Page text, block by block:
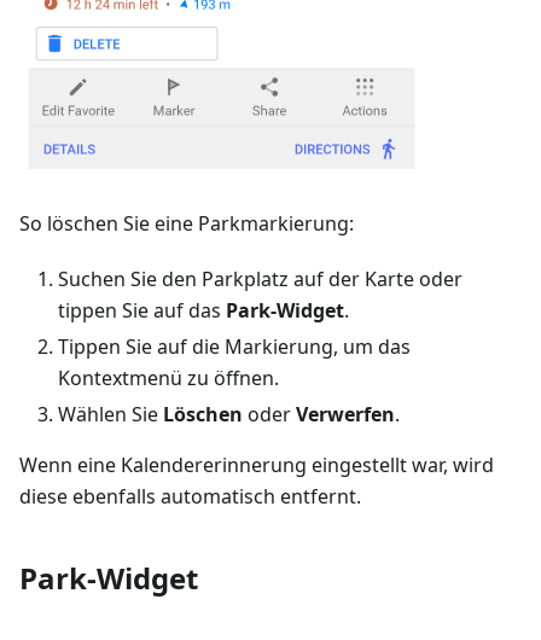
So löschen Sie eine Parkmarkierung:
Suchen Sie den Parkplatz auf der Karte oder
tippen Sie auf das Park-Widget.
Tippen Sie auf die Markierung, um das
Kontextmenü zu öffnen.
Wählen Sie Löschen oderVerwerfen.
Wenn eine Kalendererinnerung eingestellt war, wird
diese ebenfalls automatisch entfernt.
Park-Widget